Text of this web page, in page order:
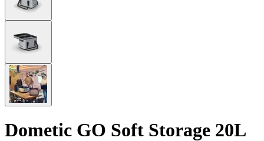
Dometic GO Soft Storage 20L